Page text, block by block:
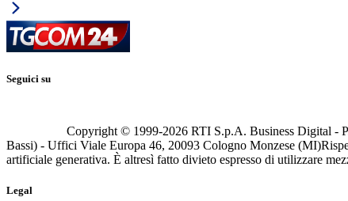
Seguici su
Copyright © 1999-2026 RTI S.p.A. Business Digital -
Bassi) - Uffici Viale Europa 46, 20093 Cologno Monzese (MI)
artificiale generativa. È altresì fatto divieto espresso di utilizzare
Legal